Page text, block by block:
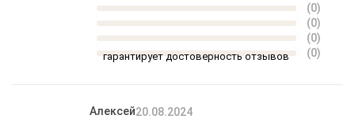
(0)
(0)
(0)
(0)
гарантирует достоверность отзывов
Алексей20.08.2024